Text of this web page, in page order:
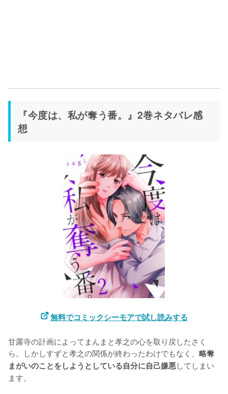
『今度は、私が奪う番。』2巻ネタバレ感
想
無料でコミックシーモアで試し読みする
甘露寺の計画によってまんまと孝之の心を取り戻したさく
ら。しかしすずと孝之の関係が終わったわけでもなく、 略奪
まがいのことをしようとしている自分に自己嫌悪してしまい
ます。